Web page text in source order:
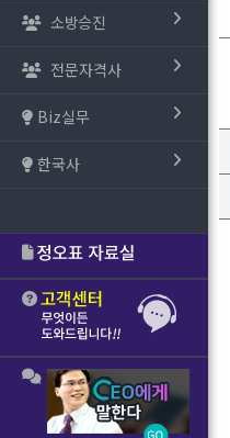
소방승진
전문자격사
Biz실무
한국사